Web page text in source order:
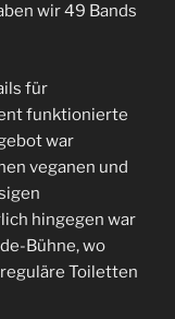
wir 49 Bands
für
funktionierte
war
veganen und
hingegen war
Bühne, wo
Toiletten